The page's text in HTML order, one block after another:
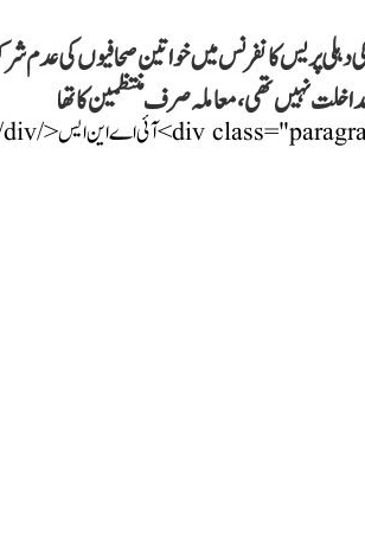
دہلی پریس کانفرنس میں خواتین صحافیوں کی عدم
نہیں تھی، معاملہ صرف منتظمین کا تھا